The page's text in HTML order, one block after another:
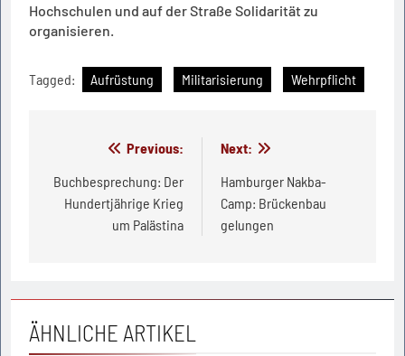
Hochschulen und auf der Straße Solidarität zu
organisieren.
Tagged: Aufrüstung Militarisierung Wehrpflicht
Beitragsnavigation
Previous:
Buchbesprechung: Der
Hundertjährige Krieg
um Palästina
Next:
Hamburger Nakba-
Camp: Brückenbau
gelungen
ÄHNLICHE ARTIKEL